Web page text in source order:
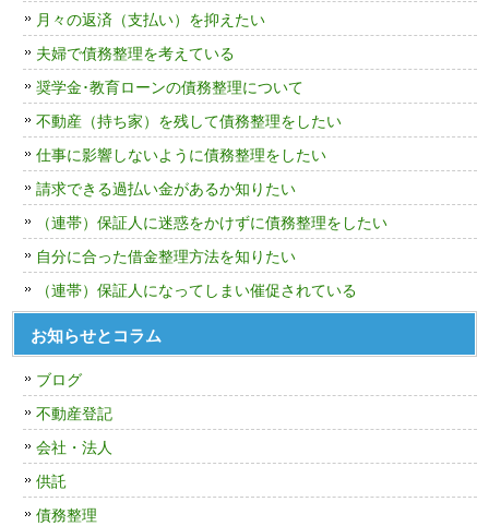
月々の返済（支払い）を抑えたい
夫婦で債務整理を考えている
奨学金･教育ローンの債務整理について
不動産（持ち家）を残して債務整理をしたい
仕事に影響しないように債務整理をしたい
請求できる過払い金があるか知りたい
（連帯）保証人に迷惑をかけずに債務整理をしたい
自分に合った借金整理方法を知りたい
（連帯）保証人になってしまい催促されている
お知らせとコラム
ブログ
不動産登記
会社・法人
供託
債務整理